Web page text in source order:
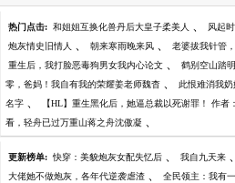
热门点击: 和姐姐互换化兽丹后大皇子柔美人 、 风起
炮灰情史旧情人 、 朝来寒雨晚来风 、 老婆拔我针管
重生后，我打脸恶毒狗男女我内心论文 、 鹤别空山踏
零，爸妈！我自有我的荣耀姜老师魏杳 、 此恨难消我奶
名字 、 【HL】重生黑化后，她逼总裁以死谢罪！ 作者
看，轻舟已过万重山蒋之舟沈傲凝 、
更新榜单: 快穿：美貌炮灰女配失忆后 、 我自九天来 、
大佬她不做炮灰，各年代逆袭虐渣 、 全民领主：我有